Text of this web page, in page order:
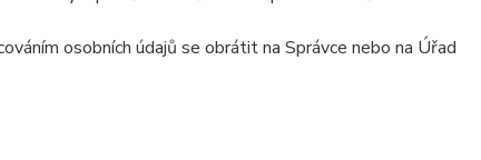
osobních údajů se obrátit na Správce nebo na Úřad